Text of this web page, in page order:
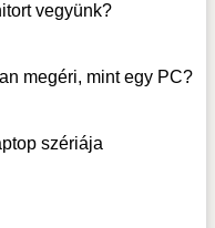
vegyünk?
megéri, mint egy PC?
szériája